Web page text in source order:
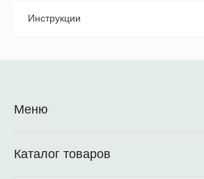
Инструкции
Меню
Каталог товаров